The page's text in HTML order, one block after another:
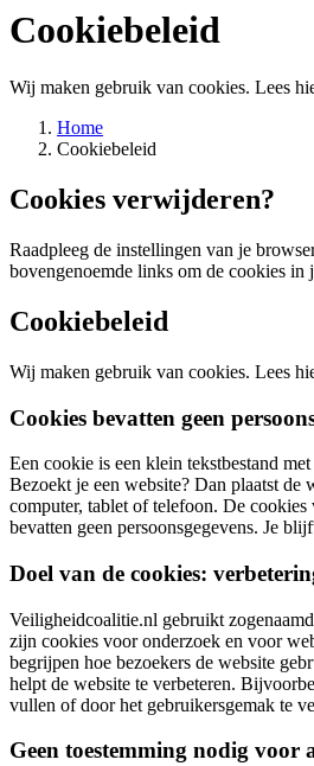
Cookiebeleid
Wij maken gebruik van cookies. Lees
Home
Cookiebeleid
Cookies verwijderen?
Raadpleeg de instellingen van je
bovengenoemde links om de cookies in
Cookiebeleid
Wij maken gebruik van cookies. Lees
Cookies bevatten geen
Een cookie is een klein tekstbestand
Bezoekt je een website? Dan plaatst de
computer, tablet of telefoon. De
bevatten geen persoonsgegevens. Je
Doel van de cookies:
Veiligheidcoalitie.nl gebruikt
zijn cookies voor onderzoek en voor
begrijpen hoe bezoekers de website
helpt de website te verbeteren.
vullen of door het gebruikersgemak te
Geen toestemming nodig voor